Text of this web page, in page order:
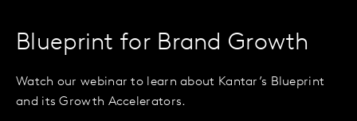
Blueprint for Brand Growth
Watch our webinar to learn about Kantar’s Blueprint
and its Growth Accelerators.